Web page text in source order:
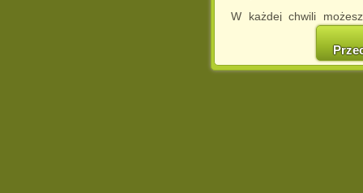
W każdej chwili
cookies w swojej
w naszej
http://chomikuj.pl/